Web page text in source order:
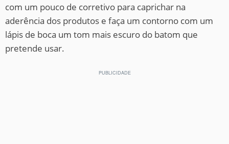
com um pouco de corretivo para caprichar na
aderência dos produtos e faça um contorno com um
lápis de boca um tom mais escuro do batom que
pretende usar.